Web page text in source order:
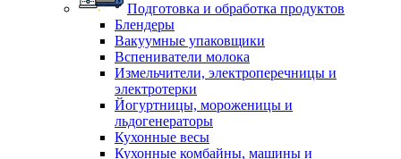
Подготовка и обработка продуктов
Блендеры
Вакуумные упаковщики
Вспениватели молока
Измельчители, электроперечницы и
электротерки
Йогуртницы, мороженицы и
льдогенераторы
Кухонные весы
Кухонные комбайны, машины и